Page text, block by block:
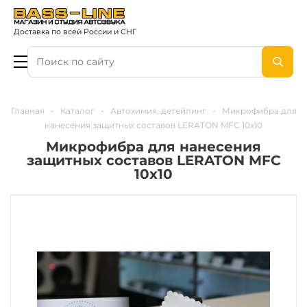
Доставка по всей России и СНГ
Главная - Каталог - Автохимия, детейлинг -
Микрофибра для
нанесения защитных составов LERATON MFC 10x10
Микрофибра для нанесения
защитных составов LERATON MFC
10x10